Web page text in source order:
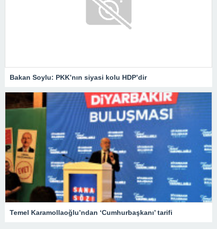
Bakan Soylu: PKK’nın siyasi kolu HDP’dir
Temel Karamollaoğlu’ndan ‘Cumhurbaşkanı’ tarifi